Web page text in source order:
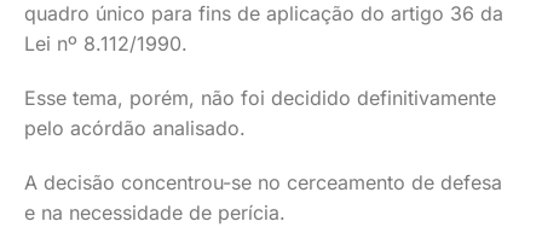
quadro único para fins de aplicação do artigo 36 da
Lei nº 8.112/1990.
Esse tema, porém, não foi decidido definitivamente
pelo acórdão analisado.
A decisão concentrou-se no cerceamento de defesa
e na necessidade de perícia.